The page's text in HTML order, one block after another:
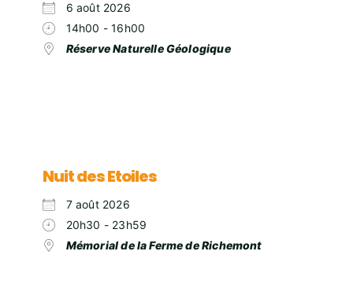
6 août 2026
14h00 - 16h00
Réserve Naturelle Géologique
Nuit des Etoiles
7 août 2026
20h30 - 23h59
Mémorial de la Ferme de Richemont